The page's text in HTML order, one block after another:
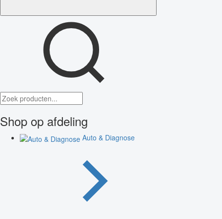
Shop op afdeling
Auto & Diagnose